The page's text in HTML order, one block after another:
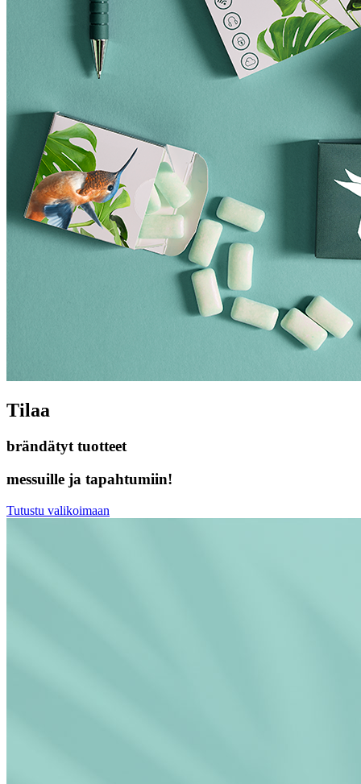
Tilaa
brändätyt tuotteet
messuille ja tapahtumiin!
Tutustu valikoimaan